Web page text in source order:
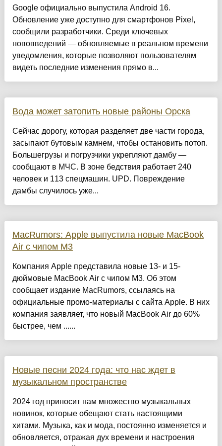
Google официально выпустила Android 16.
Обновление уже доступно для смартфонов Pixel,
сообщили разработчики. Среди ключевых
нововведений — обновляемые в реальном времени
уведомления, которые позволяют пользователям
видеть последние изменения прямо в...
Вода может затопить новые районы Орска
Сейчас дорогу, которая разделяет две части города,
засыпают бутовым камнем, чтобы остановить потоп.
Большегрузы и погрузчики укрепляют дамбу —
сообщают в МЧС. В зоне бедствия работает 240
человек и 113 спецмашин. UPD. Повреждение
дамбы случилось уже...
MacRumors: Apple выпустила новые MacBook
Air с чипом M3
Компания Apple представила новые 13- и 15-
дюймовые MacBook Air с чипом М3. Об этом
сообщает издание MacRumors, ссылаясь на
официальные промо-материалы с сайта Apple. В них
компания заявляет, что новый MacBook Air до 60%
быстрее, чем ......
Новые песни 2024 года: что нас ждет в
музыкальном пространстве
2024 год приносит нам множество музыкальных
новинок, которые обещают стать настоящими
хитами. Музыка, как и мода, постоянно изменяется и
обновляется, отражая дух времени и настроения